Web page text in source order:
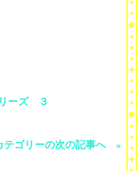
ーズ ３
テゴリーの次の記事へ »